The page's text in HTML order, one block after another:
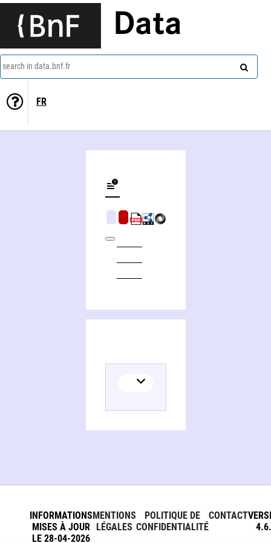
Data
search in data.bnf.fr
FR
INFORMATIONS
MISES À JOUR
LE 28-04-2026
MENTIONS
LÉGALES
POLITIQUE DE
CONFIDENTIALITÉ
CONTACT